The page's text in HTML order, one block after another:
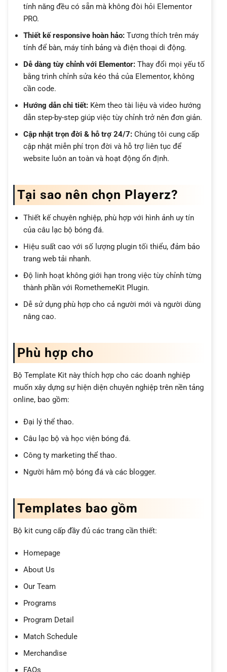
tính năng đều có sẵn mà không đòi hỏi Elementor
PRO.
Thiết kế responsive hoàn hảo:Tương thích trên máy
tính để bàn, máy tính bảng và điện thoại di động.
Dễ dàng tùy chỉnh với Elementor:Thay đổi mọi yếu tố
bằng trình chỉnh sửa kéo thả của Elementor, không
cần code.
Hướng dẫn chi tiết:Kèm theo tài liệu và video hướng
dẫn step-by-step giúp việc tùy chỉnh trở nên đơn giản.
Cập nhật trọn đời & hỗ trợ 24/7:Chúng tôi cung cấp
cập nhật miễn phí trọn đời và hỗ trợ liên tục để
website luôn an toàn và hoạt động ổn định.
Tại sao nên chọn Playerz?
Thiết kế chuyên nghiệp, phù hợp với hình ảnh uy tín
của câu lạc bộ bóng đá.
Hiệu suất cao với số lượng plugin tối thiểu, đảm bảo
trang web tải nhanh.
Độ linh hoạt không giới hạn trong việc tùy chỉnh từng
thành phần với RomethemeKit Plugin.
Dễ sử dụng phù hợp cho cả người mới và người dùng
nâng cao.
Phù hợp cho
Bộ Template Kit này thích hợp cho các doanh nghiệp
muốn xây dựng sự hiện diện chuyên nghiệp trên nền tảng
online, bao gồm:
Đại lý thể thao.
Câu lạc bộ và học viện bóng đá.
Công ty marketing thể thao.
Người hâm mộ bóng đá và các blogger.
Templates bao gồm
Bộ kit cung cấp đầy đủ các trang cần thiết:
Homepage
About Us
Our Team
Programs
Program Detail
Match Schedule
Merchandise
FAQs